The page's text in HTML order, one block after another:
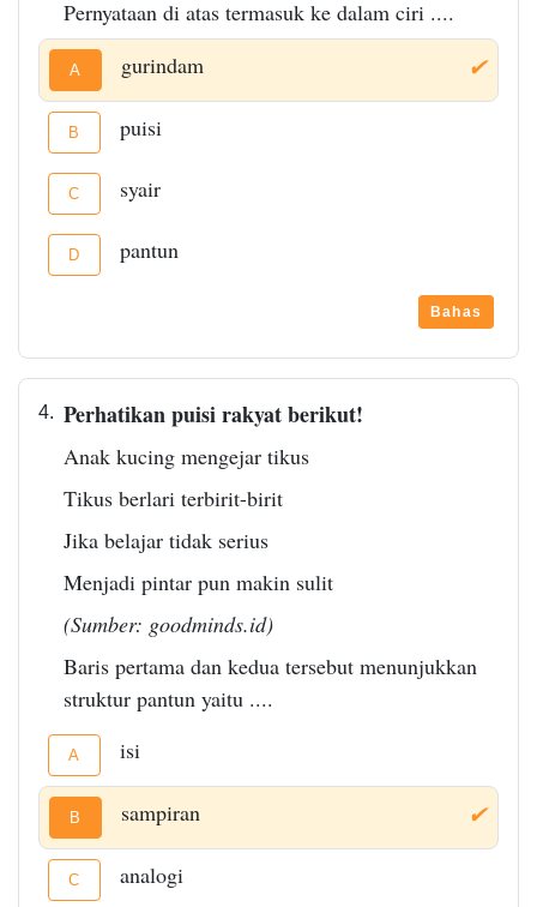
Pernyataan di atas termasuk ke dalam ciri ....
A ✔
gurindam
B puisi
C syair
D pantun
Bahas
4. Perhatikan puisi rakyat berikut!
Anak kucing mengejar tikus
Tikus berlari terbirit-birit
Jika belajar tidak serius
Menjadi pintar pun makin sulit
(Sumber: goodminds.id)
Baris pertama dan kedua tersebut menunjukkan
struktur pantun yaitu ....
A isi
B ✔
sampiran
C analogi